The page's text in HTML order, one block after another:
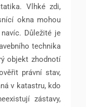
Vlhké zdi,
okna mohou
Důležité je
technika
objekt zhodnotí
právní stav,
v katastru, kdo
zástavy,